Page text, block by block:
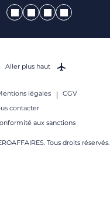
légales
CGV
contacter
aux sanctions
Tous droits réservés.
Aller plus haut